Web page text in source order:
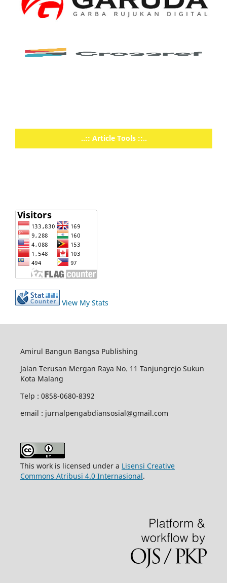
..:: Article Tools ::..
View My Stats
Amirul Bangun Bangsa Publishing
Jalan Terusan Mergan Raya No. 11 Tanjungrejo Sukun
Kota Malang
Telp : 0858-0680-8392
email : jurnalpengabdiansosial@gmail.com
This work is licensed under a Lisensi Creative
Commons Atribusi 4.0 Internasional.